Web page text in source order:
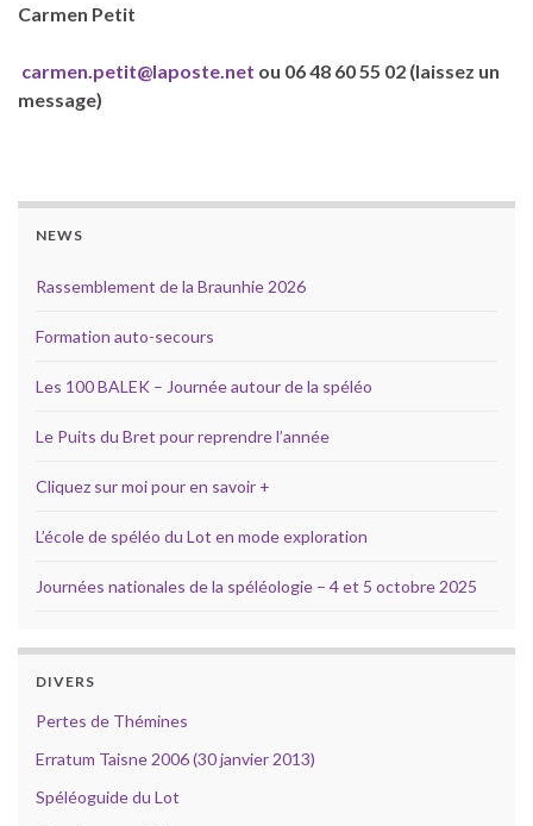
Carmen Petit
carmen.petit@laposte.net ou 06 48 60 55 02 (laissez un
message)
NEWS
Rassemblement de la Braunhie 2026
Formation auto-secours
Les 100 BALEK – Journée autour de la spéléo
Le Puits du Bret pour reprendre l’année
Cliquez sur moi pour en savoir +
L’école de spéléo du Lot en mode exploration
Journées nationales de la spéléologie – 4 et 5 octobre 2025
DIVERS
Pertes de Thémines
Erratum Taisne 2006 (30 janvier 2013)
Spéléoguide du Lot